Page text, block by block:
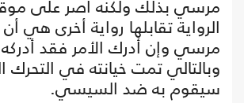
مرسي بذلك ولكنه أصر على
الرواية تقابلها رواية أخرى هي
مرسي وإن أدرك الأمر فقد أدركه
وبالتالي تمت خيانته في التحرك
سيقوم به ضد السيسي.